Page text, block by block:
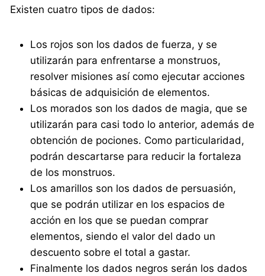
Existen cuatro tipos de dados:
Los rojos son los dados de fuerza, y se
utilizarán para enfrentarse a monstruos,
resolver misiones así como ejecutar acciones
básicas de adquisición de elementos.
Los morados son los dados de magia, que se
utilizarán para casi todo lo anterior, además de
obtención de pociones. Como particularidad,
podrán descartarse para reducir la fortaleza
de los monstruos.
Los amarillos son los dados de persuasión,
que se podrán utilizar en los espacios de
acción en los que se puedan comprar
elementos, siendo el valor del dado un
descuento sobre el total a gastar.
Finalmente los dados negros serán los dados